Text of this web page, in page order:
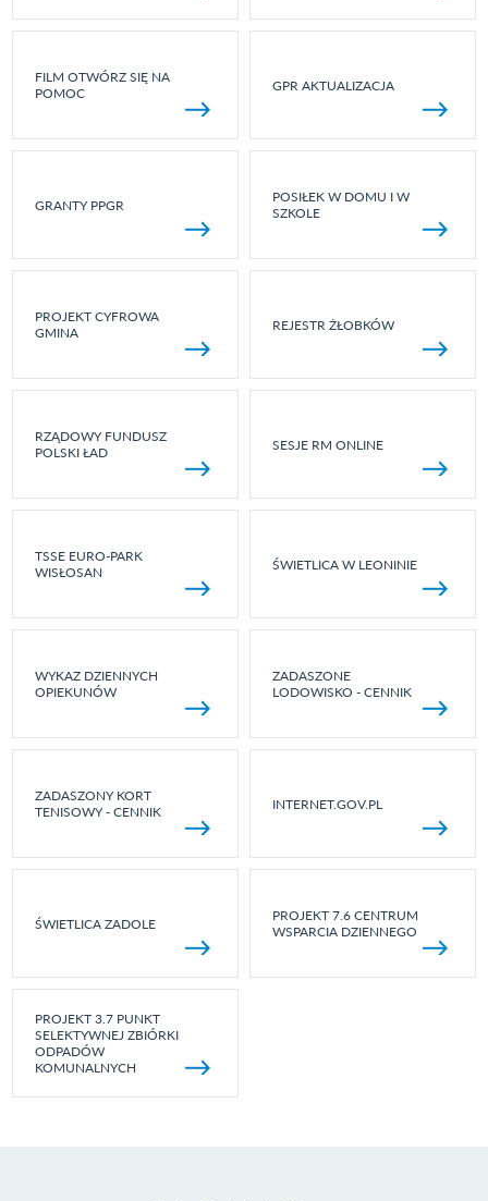
FILM OTWÓRZ SIĘ NA
POMOC
GPR AKTUALIZACJA
GRANTY PPGR
POSIŁEK W DOMU I W
SZKOLE
PROJEKT CYFROWA
GMINA
REJESTR ŻŁOBKÓW
RZĄDOWY FUNDUSZ
POLSKI ŁAD
SESJE RM ONLINE
TSSE EURO-PARK
WISŁOSAN
ŚWIETLICA W LEONINIE
WYKAZ DZIENNYCH
OPIEKUNÓW
ZADASZONE
LODOWISKO - CENNIK
ZADASZONY KORT
TENISOWY - CENNIK
INTERNET.GOV.PL
ŚWIETLICA ZADOLE
PROJEKT 7.6 CENTRUM
WSPARCIA DZIENNEGO
PROJEKT 3.7 PUNKT
SELEKTYWNEJ ZBIÓRKI
ODPADÓW
KOMUNALNYCH